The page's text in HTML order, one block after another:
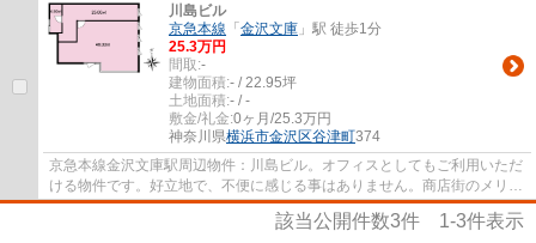
川島ビル
京急本線 「 金沢文庫 」駅 徒歩1分
25.3万円
間取:-
建物面積:- / 22.95坪
土地面積:- / -
敷金/礼金:0ヶ月/25.3万円
神奈川県横浜市金沢区谷津町374
京急本線金沢文庫駅周辺物件：川島ビル。オフィスとしてもご利用いただ
ける物件です。好立地で、不便に感じる事はありません。商店街のメリッ
トを十分に感じる事ができます。
該当公開件数3件 1-3件表示